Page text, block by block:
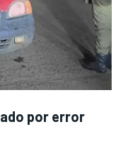
por error